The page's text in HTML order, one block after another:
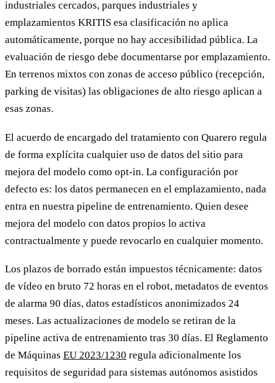
industriales cercados, parques industriales y
emplazamientos KRITIS esa clasificación no aplica
automáticamente, porque no hay accesibilidad pública. La
evaluación de riesgo debe documentarse por emplazamiento.
En terrenos mixtos con zonas de acceso público (recepción,
parking de visitas) las obligaciones de alto riesgo aplican a
esas zonas.
El acuerdo de encargado del tratamiento con Quarero regula
de forma explícita cualquier uso de datos del sitio para
mejora del modelo como opt-in. La configuración por
defecto es: los datos permanecen en el emplazamiento, nada
entra en nuestra pipeline de entrenamiento. Quien desee
mejora del modelo con datos propios lo activa
contractualmente y puede revocarlo en cualquier momento.
Los plazos de borrado están impuestos técnicamente: datos
de vídeo en bruto 72 horas en el robot, metadatos de eventos
de alarma 90 días, datos estadísticos anonimizados 24
meses. Las actualizaciones de modelo se retiran de la
pipeline activa de entrenamiento tras 30 días. El Reglamento
de Máquinas EU 2023/1230 regula adicionalmente los
requisitos de seguridad para sistemas autónomos asistidos